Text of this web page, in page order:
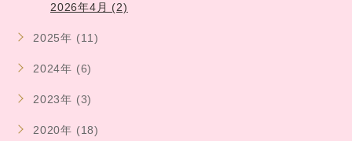
2026年4月 (2)
2025年 (11)
2024年 (6)
2023年 (3)
2020年 (18)